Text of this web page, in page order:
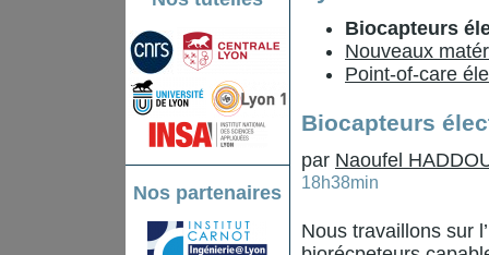
Nos partenaires
Biocapteurs
Nouveaux
Point-of-care
Biocapteurs
par Naoufel
18h38min
Nous travaillons sur